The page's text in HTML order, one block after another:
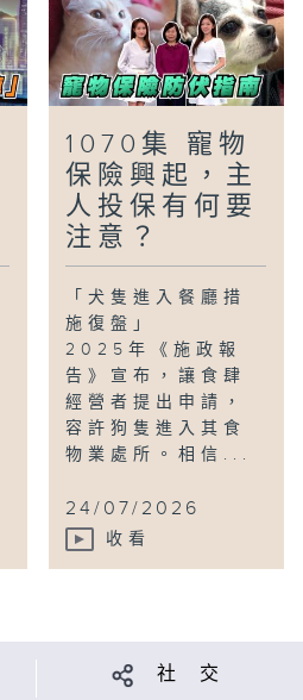
1070集 寵物
保險興起，主
人投保有何要
注意？
「犬隻進入餐廳措
施復盤」
2025年《施政報
告》宣布，讓食肆
經營者提出申請，
容許狗隻進入其食
物業處所。相信...
24/07/2026
收看
社 交